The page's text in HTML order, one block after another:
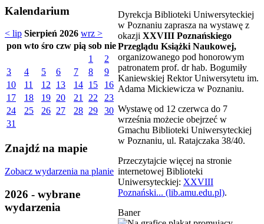
Kalendarium
< lip Sierpień 2026 wrz >
pon wto śro czw pią sob nie
1
2
3
4 5 6 7 8
9
10
11 12 13 14 15
16
17
18 19 20 21 22
23
24
25 26 27 28 29
30
31
Znajdź na mapie
Zobacz wydarzenia na planie
2026 - wybrane
wydarzenia
Dyrekcja Biblioteki Uniwersyteckiej
w Poznaniu zaprasza na wystawę z
okazji XXVIII Poznańskiego
Przeglądu Książki Naukowej,
organizowanego pod honorowym
patronatem prof. dr hab. Bogumiły
Kaniewskiej Rektor Uniwersytetu im.
Adama Mickiewicza w Poznaniu.
Wystawę od 12 czerwca do 7
września możecie obejrzeć w
Gmachu Biblioteki Uniwersyteckiej
w Poznaniu, ul. Ratajczaka 38/40.
Przeczytajcie więcej na stronie
internetowej Biblioteki
Uniwersyteckiej: XXVIII
Poznański... (lib.amu.edu.pl).
Baner